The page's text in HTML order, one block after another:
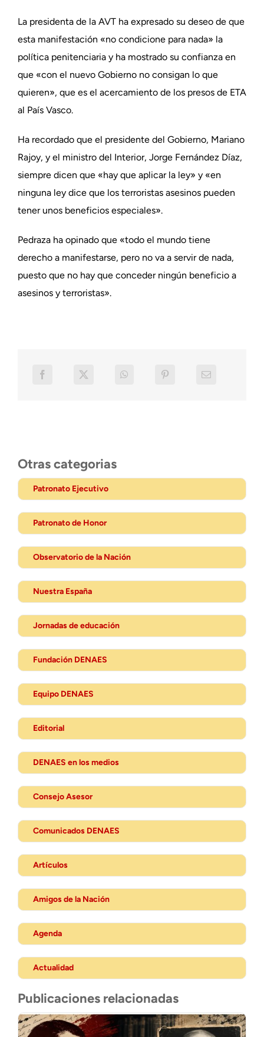
La presidenta de la AVT ha expresado su deseo de que
esta manifestación «no condicione para nada» la
política penitenciaria y ha mostrado su confianza en
que «con el nuevo Gobierno no consigan lo que
quieren», que es el acercamiento de los presos de ETA
al País Vasco.
Ha recordado que el presidente del Gobierno, Mariano
Rajoy, y el ministro del Interior, Jorge Fernández Díaz,
siempre dicen que «hay que aplicar la ley» y «en
ninguna ley dice que los terroristas asesinos pueden
tener unos beneficios especiales».
Pedraza ha opinado que «todo el mundo tiene
derecho a manifestarse, pero no va a servir de nada,
puesto que no hay que conceder ningún beneficio a
asesinos y terroristas».
Otras categorias
Patronato Ejecutivo
Patronato de Honor
Observatorio de la Nación
Nuestra España
Jornadas de educación
Fundación DENAES
Equipo DENAES
Editorial
DENAES en los medios
Consejo Asesor
Comunicados DENAES
Artículos
Amigos de la Nación
Agenda
Actualidad
Publicaciones relacionadas